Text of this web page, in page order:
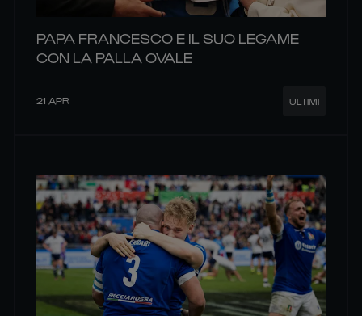
PAPA FRANCESCO E IL SUO LEGAME
CON LA PALLA OVALE
21 APR ULTIMI